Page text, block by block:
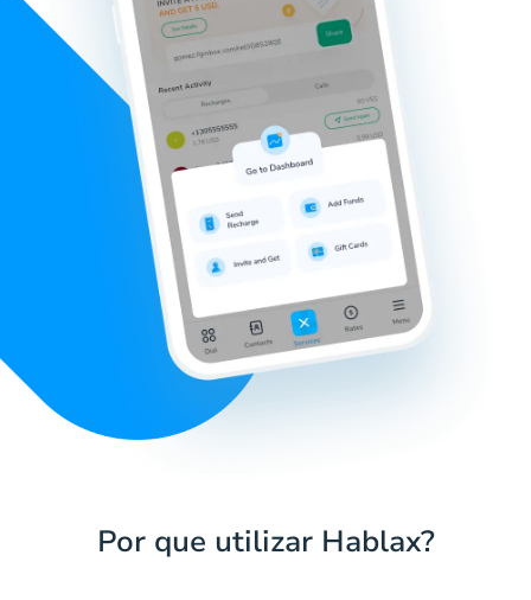
Por que utilizar Hablax?